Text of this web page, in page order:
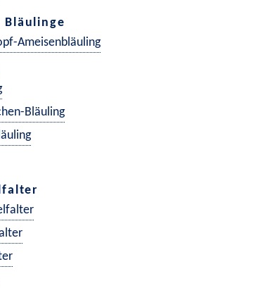
Bläulinge
Ameisenbläuling
Bläuling